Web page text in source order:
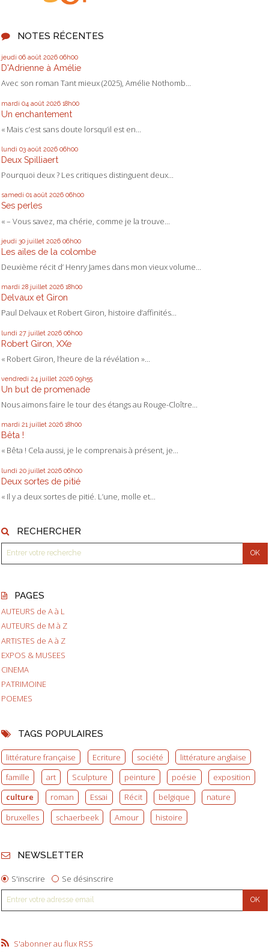
NOTES RÉCENTES
jeudi 06 août 2026 06h00
D'Adrienne à Amélie
Avec son roman Tant mieux (2025), Amélie Nothomb...
mardi 04 août 2026 18h00
Un enchantement
« Mais c’est sans doute lorsqu’il est en...
lundi 03 août 2026 06h00
Deux Spilliaert
Pourquoi deux ? Les critiques distinguent deux...
samedi 01 août 2026 06h00
Ses perles
« – Vous savez, ma chérie, comme je la trouve...
jeudi 30 juillet 2026 06h00
Les ailes de la colombe
Deuxième récit d’ Henry James dans mon vieux volume...
mardi 28 juillet 2026 18h00
Delvaux et Giron
Paul Delvaux et Robert Giron, histoire d’affinités...
lundi 27 juillet 2026 06h00
Robert Giron, XXe
« Robert Giron, l’heure de la révélation »...
vendredi 24 juillet 2026 09h55
Un but de promenade
Nous aimons faire le tour des étangs au Rouge-Cloître...
mardi 21 juillet 2026 18h00
Bêta !
« Bêta ! Cela aussi, je le comprenais à présent, je...
lundi 20 juillet 2026 06h00
Deux sortes de pitié
« Il y a deux sortes de pitié. L’une, molle et...
RECHERCHER
PAGES
AUTEURS de A à L
AUTEURS de M à Z
ARTISTES de A à Z
EXPOS & MUSEES
CINEMA
PATRIMOINE
POEMES
TAGS POPULAIRES
littérature française Ecriture société
littérature anglaise
famille
art Sculpture peinture poésie
exposition
culture
roman Essai Récit belgique
nature
bruxelles
schaerbeek Amour histoire
NEWSLETTER
S'inscrire Se désinscrire
S'abonner au flux RSS